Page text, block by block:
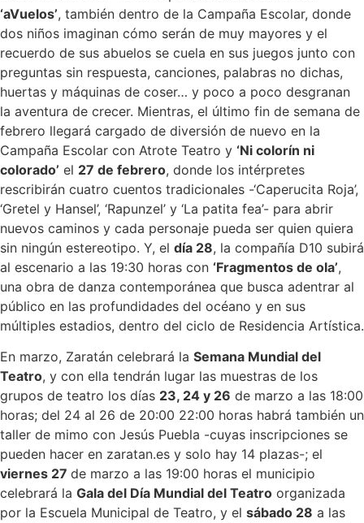
‘aVuelos’, también dentro de la Campaña Escolar, donde
dos niños imaginan cómo serán de muy mayores y el
recuerdo de sus abuelos se cuela en sus juegos junto con
preguntas sin respuesta, canciones, palabras no dichas,
huertas y máquinas de coser… y poco a poco desgranan
la aventura de crecer. Mientras, el último fin de semana de
febrero llegará cargado de diversión de nuevo en la
Campaña Escolar con Atrote Teatro y ‘Ni colorín ni
colorado’ el 27 de febrero, donde los intérpretes
rescribirán cuatro cuentos tradicionales -‘Caperucita Roja’,
‘Gretel y Hansel’, ‘Rapunzel’ y ‘La patita fea’- para abrir
nuevos caminos y cada personaje pueda ser quien quiera
sin ningún estereotipo. Y, el día 28, la compañía D10 subirá
al escenario a las 19:30 horas con ‘Fragmentos de ola’,
una obra de danza contemporánea que busca adentrar al
público en las profundidades del océano y en sus
múltiples estadios, dentro del ciclo de Residencia Artística.
En marzo, Zaratán celebrará la Semana Mundial del
Teatro, y con ella tendrán lugar las muestras de los
grupos de teatro los días 23, 24 y 26 de marzo a las 18:00
horas; del 24 al 26 de 20:00 22:00 horas habrá también un
taller de mimo con Jesús Puebla -cuyas inscripciones se
pueden hacer en zaratan.es y solo hay 14 plazas-; el
viernes 27 de marzo a las 19:00 horas el municipio
celebrará la Gala del Día Mundial del Teatro organizada
por la Escuela Municipal de Teatro, y el sábado 28 a las